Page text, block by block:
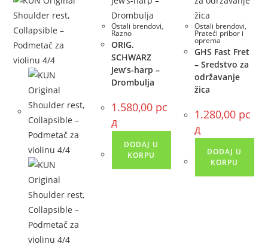
Ostali brendovi,
Razno
ORIG.
SCHWARZ
Jew‘s-harp –
Drombulja
1.580,00 рс
д
DODAJ U
KORPU
Ostali brendovi,
Prateći pribor i
oprema
GHS Fast Fret
– Sredstvo za
održavanje
žica
1.280,00 рс
д
DODAJ U
KORPU